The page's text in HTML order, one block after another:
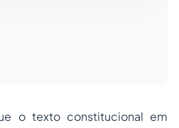
o texto constitucional em